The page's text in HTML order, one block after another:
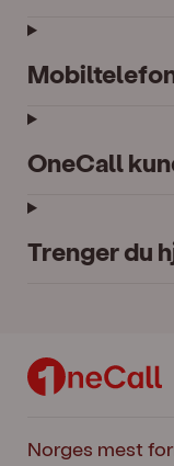
OneCall
Trenger du
Norges mest